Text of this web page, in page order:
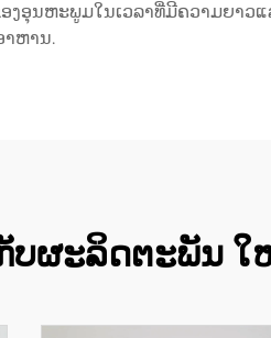
ອຸນຫະພູມໃນເວລາທີ່ມີຄວາມຍາ
າຫານ.
ບຜະລິດຕະພັນ ໃ